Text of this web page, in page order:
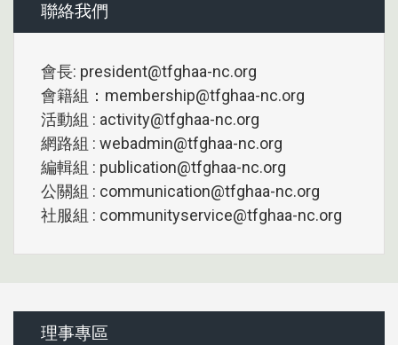
聯絡我們
會長: president@tfghaa-nc.org
會籍組：membership@tfghaa-nc.org
活動組 : activity@tfghaa-nc.org
網路組 : webadmin@tfghaa-nc.org
編輯組 : publication@tfghaa-nc.org
公關組 : communication@tfghaa-nc.org
社服組 : communityservice@tfghaa-nc.org
理事專區